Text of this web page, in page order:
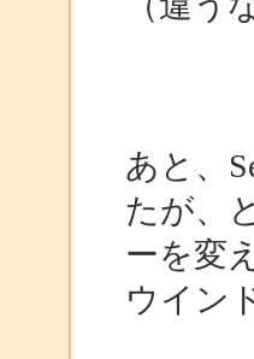
あと、
たが、
ーを変
ウイン